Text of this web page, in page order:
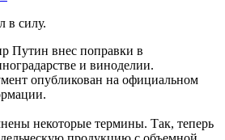
в силу.
Путин внес поправки в
и виноделии.
опубликован на официальном
некоторые термины. Так, теперь